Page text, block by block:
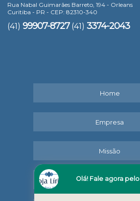
Rua Nabal Guimarães Barreto, 194 - Orleans
Curitiba - PR - CEP: 82310-340
(41) 99907-8727 (41) 3374-2043
Home
Empresa
Missão
Serviços
Olá! Fale agora